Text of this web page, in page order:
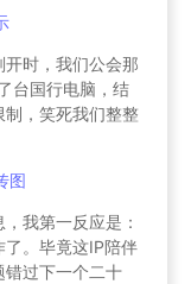
时，我们公会那
台国行电脑，结
，笑死我们整整
我第一反应是：
。毕竟这IP陪伴
错过下一个二十